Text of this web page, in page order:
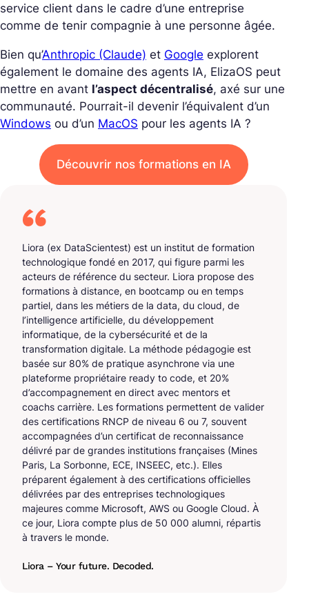
service client dans le cadre d’une entreprise
comme de tenir compagnie à une personne âgée.
Bien qu’Anthropic (Claude) et Google explorent
également le domaine des agents IA, ElizaOS peut
mettre en avant l’aspect décentralisé, axé sur une
communauté. Pourrait-il devenir l’équivalent d’un
Windows ou d’un MacOS pour les agents IA ?
Découvrir nos formations en IA
Liora (ex DataScientest) est un institut de formation
technologique fondé en 2017, qui figure parmi les
acteurs de référence du secteur. Liora propose des
formations à distance, en bootcamp ou en temps
partiel, dans les métiers de la data, du cloud, de
l’intelligence artificielle, du développement
informatique, de la cybersécurité et de la
transformation digitale. La méthode pédagogie est
basée sur 80% de pratique asynchrone via une
plateforme propriétaire ready to code, et 20%
d’accompagnement en direct avec mentors et
coachs carrière. Les formations permettent de valider
des certifications RNCP de niveau 6 ou 7, souvent
accompagnées d’un certificat de reconnaissance
délivré par de grandes institutions françaises (Mines
Paris, La Sorbonne, ECE, INSEEC, etc.). Elles
préparent également à des certifications officielles
délivrées par des entreprises technologiques
majeures comme Microsoft, AWS ou Google Cloud. À
ce jour, Liora compte plus de 50 000 alumni, répartis
à travers le monde.
Liora – Your future. Decoded.